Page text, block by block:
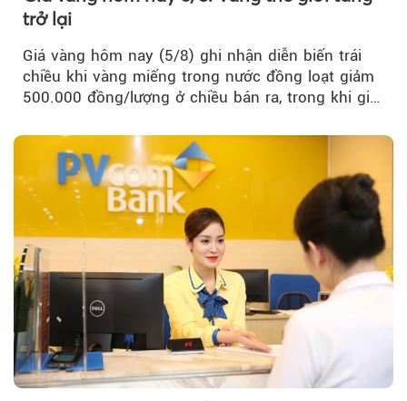
trở lại
Giá vàng hôm nay (5/8) ghi nhận diễn biến trái
chiều khi vàng miếng trong nước đồng loạt giảm
500.000 đồng/lượng ở chiều bán ra, trong khi giá
thương hiệu.